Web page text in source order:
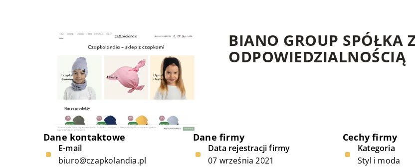
BIANO GROUP SPÓŁKA
ODPOWIEDZIALNOŚCIĄ
Dane kontaktowe
E-mail
biuro@czapkolandia.pl
Dane firmy
Data rejestracji firmy
07 września 2021
Cechy firmy
Kategoria
Styl i moda